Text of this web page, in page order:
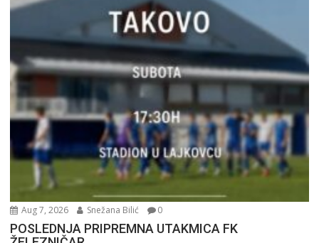
Aug 7, 2026 Snežana Bilić 0
POSLEDNJA PRIPREMNA UTAKMICA FK